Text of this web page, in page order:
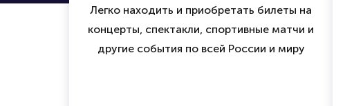
Легко находить и приобретать билеты на
концерты, спектакли, спортивные матчи и
другие события по всей России и миру